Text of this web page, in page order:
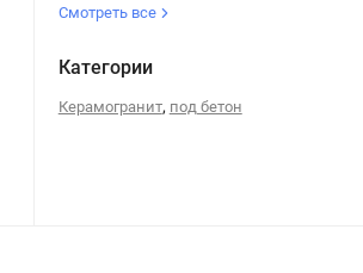
Смотреть все
Категории
Керамогранит, под бетон